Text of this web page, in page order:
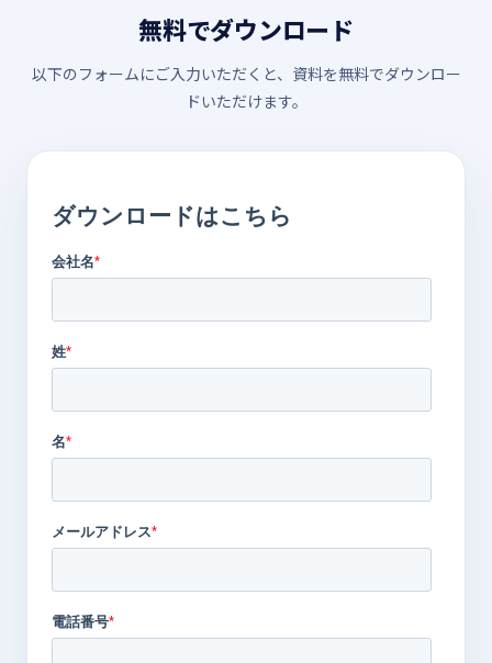
無料でダウンロード
以下のフォームにご入力いただくと、資料を無料でダウンロー
ドいただけます。